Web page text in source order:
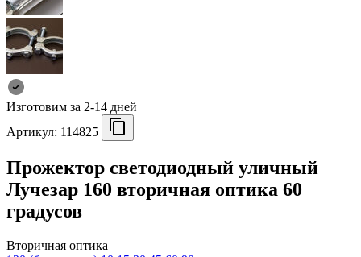
Изготовим за 2-14 дней
Артикул: 114825
Прожектор светодиодный уличный
Лучезар 160 вторичная оптика 60
градусов
Вторичная оптика